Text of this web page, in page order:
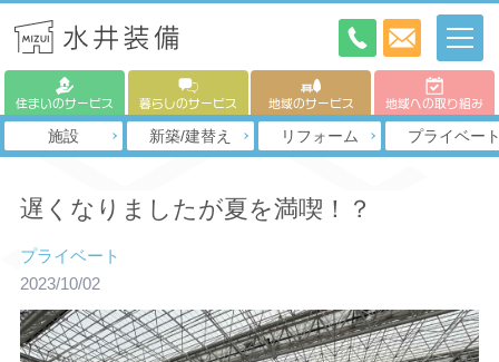
住まいのサービス 暮らしのサービス 地域のサービス 地域への取り組み
施設 新築/建替え リフォーム プライベー
遅くなりましたが夏を満喫！？
プライベート
2023/10/02